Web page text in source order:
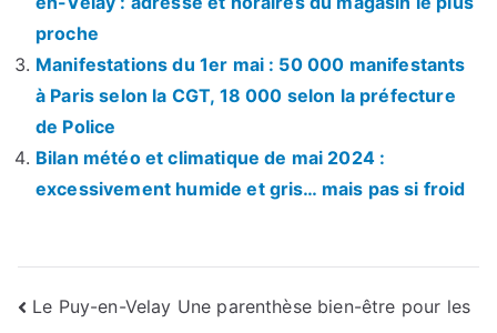
proche
Manifestations du 1er mai : 50 000 manifestants
à Paris selon la CGT, 18 000 selon la préfecture
de Police
Bilan météo et climatique de mai 2024 :
excessivement humide et gris… mais pas si froid
Navigation
Le Puy-en-Velay Une parenthèse bien-être pour les